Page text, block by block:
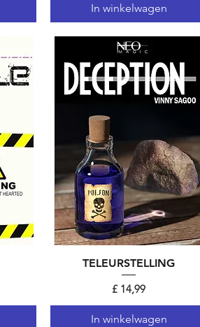
In winkelwagen
Snel overzicht
TELEURSTELLING
Prijs
£ 14,99
In winkelwagen